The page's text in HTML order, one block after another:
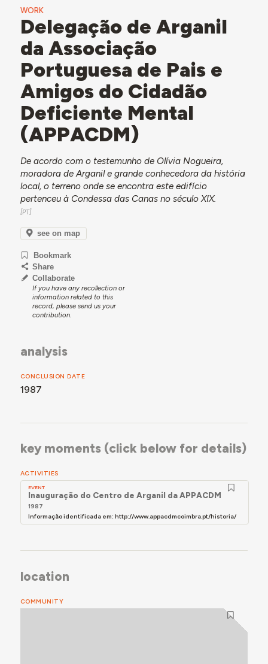
WORK
Delegação de Arganil
da Associação
Portuguesa de Pais e
Amigos do Cidadão
Deficiente Mental
(APPACDM)
De acordo com o testemunho de Olívia Nogueira,
moradora de Arganil e grande conhecedora da história
local, o terreno onde se encontra este edifício
pertenceu à Condessa das Canas no século XIX.
see on map
Bookmark
Share
Collaborate
If you have any recollection or
information related to this
record, please send us your
contribution.
analysis
CONCLUSION DATE
1987
key moments (click below for details)
ACTIVITIES
EVENT
Inauguração do Centro de Arganil da APPACDM
1987
Informação identificada em: http://www.appacdmcoimbra.pt/historia/
location
COMMUNITY